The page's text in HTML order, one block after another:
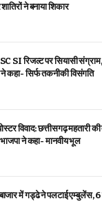
ने बनाया शिकार
SI रिजल्ट पर सियासी
ने कहा- सिर्फ तकनीकी विसंगति
विवाद: छत्तीसगढ़ महतारी
ने कहा- मानवीय भूल
में गड्ढे ने पलटाई एम्बुलेंस,